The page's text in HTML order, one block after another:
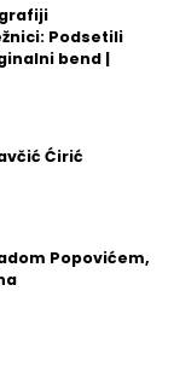
Podsetili
bend |
Ćirić
Popovićem,